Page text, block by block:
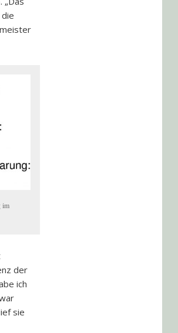
im
der
ich
sie